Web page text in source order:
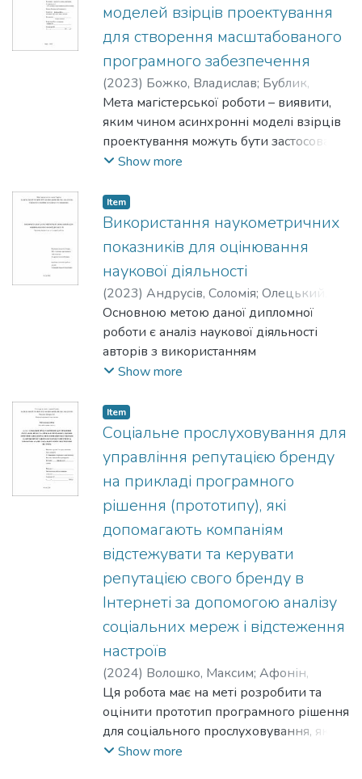
моделей взірців проектування
для створення масштабованого
програмного забезпечення
(2023) Божко, Владислав; Бублик,
Володимир
Мета магістерської роботи – виявити,
яким чином асинхронні моделі взірців
проектування можуть бути застосовані
у створенні масштабованого
відповідні спеціалізації взірців для
вдосконалення механізмів комунікації
компонентів у масштабованому
програмному забезпеченні
Show more
Item
Використання наукометричних
показників для оцінювання
наукової діяльності
(2023) Андрусів, Соломія; Олецький,
Олексій
Основною метою даної дипломної
роботи є аналіз наукової діяльності
авторів з використанням
наукометричних показників та
закономірностей на їх основі. У роботі
використано такі основні метрики, як
індекс Хірша, кількість цитувань,
кількість робіт з кількістю цитувань
більше 10 (індекс i10), імпакт-фактор та
кількість публікацій. Крім того, будуть
проаналізовані основні метрики, які
застосовуються в популярних наукових
журналах, їх класифікації та
ефективність.
Show more
Item
Соціальне прослуховування для
управління репутацією бренду
на прикладі програмного
рішення (прототипу), які
допомагають компаніям
відстежувати та керувати
репутацією свого бренду в
Інтернеті за допомогою аналізу
соціальних мереж і відстеження
настроїв
(2024) Волошко, Максим; Афонін,
Андрій
Ця робота має на меті розробити та
оцінити прототип програмного рішення
для соціального прослуховування, який
допомагає компаніям відстежувати та
Show more